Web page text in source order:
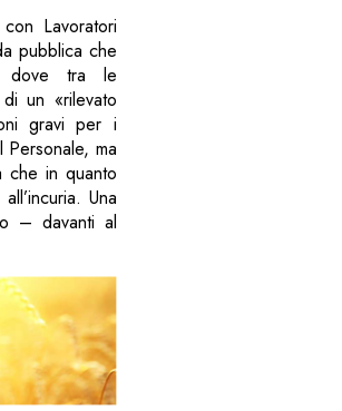
Lavoratori
pubblica che
dove tra le
un «rilevato
gravi per i
ma
che in quanto
Una
– davanti al